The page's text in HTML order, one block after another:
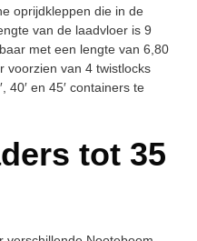
oprijdkleppen die in de
van de laadvloer is 9
met een lengte van 6,80
voorzien van 4 twistlocks
40′ en 45′ containers te
tot 35